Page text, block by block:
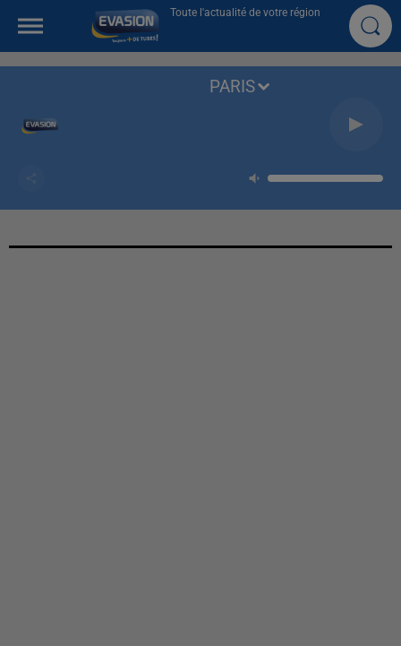
Toute l'actualité de votre région
PARIS